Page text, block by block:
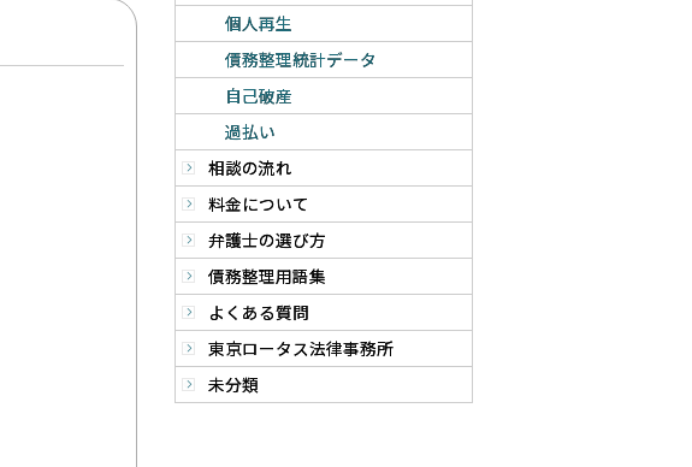
よくある質問
債務整理用語集
個人再生
債務整理統計データ
自己破産
過払い
弁護士の選び方
料金について
未分類
東京ロータス法律事務所
相談の流れ